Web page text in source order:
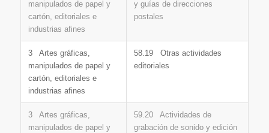
manipulados de papel y
cartón, editoriales e
industrias afines
y guías de direcciones
postales
3 Artes gráficas,
manipulados de papel y
cartón, editoriales e
industrias afines
58.19 Otras actividades
editoriales
3 Artes gráficas,
manipulados de papel y
59.20 Actividades de
grabación de sonido y edición